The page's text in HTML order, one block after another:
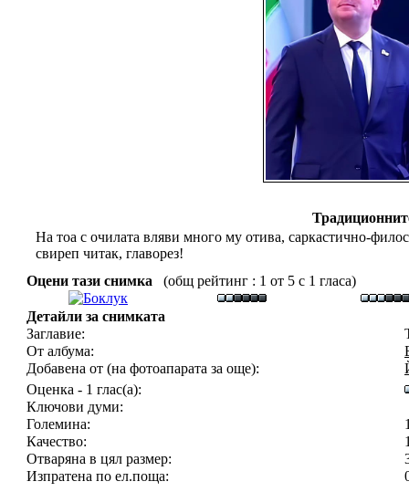
На тоа с очилата вляви много му отива, саркастично-
свиреп читак, главорез!
Оцени тази снимка
(общ рейтинг : 1 от 5 с 1 гласа)
Детайли за снимката
Заглавие:
От албума:
Добавена от (на фотоапарата за още):
Оценка - 1 глас(а):
Ключови думи:
Големина:
Качество:
Отваряна в цял размер:
Изпратена по ел.поща: